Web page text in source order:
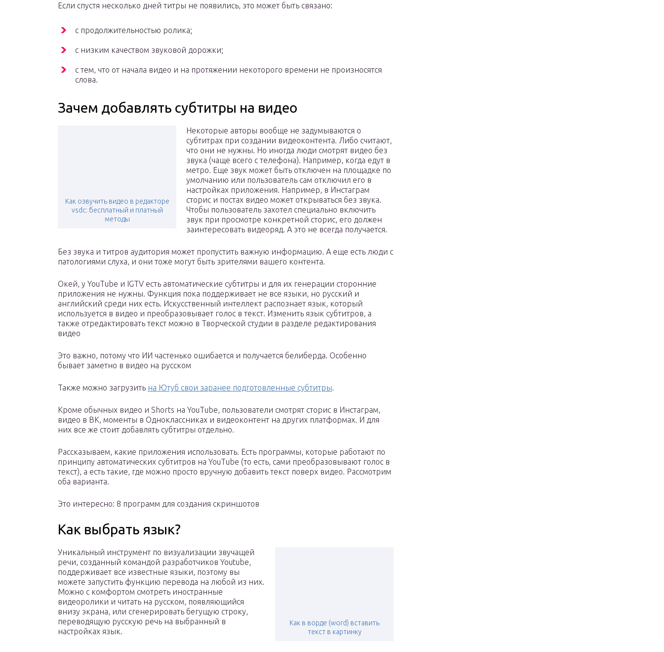
Если спустя несколько дней титры не появились, это может быть связано:
с продолжительностью ролика;
с низким качеством звуковой дорожки;
с тем, что от начала видео и на протяжении некоторого времени не произносятся
слова.
Зачем добавлять субтитры на видео
Как озвучить видео в редакторе
vsdc: бесплатный и платный
методы
Некоторые авторы вообще не задумываются о
субтитрах при создании видеоконтента. Либо считают,
что они не нужны. Но иногда люди смотрят видео без
звука (чаще всего с телефона). Например, когда едут в
метро. Еще звук может быть отключен на площадке по
умолчанию или пользователь сам отключил его в
настройках приложения. Например, в Инстаграм
сторис и постах видео может открываться без звука.
Чтобы пользователь захотел специально включить
звук при просмотре конкретной сторис, его должен
заинтересовать видеоряд. А это не всегда получается.
Без звука и титров аудитория может пропустить важную информацию. А еще есть люди с
патологиями слуха, и они тоже могут быть зрителями вашего контента.
Окей, у YouTube и IGTV есть автоматические субтитры и для их генерации сторонние
приложения не нужны. Функция пока поддерживает не все языки, но русский и
английский среди них есть. Искусственный интеллект распознает язык, который
используется в видео и преобразовывает голос в текст. Изменить язык субтитров, а
также отредактировать текст можно в Творческой студии в разделе редактирования
видео
Это важно, потому что ИИ частенько ошибается и получается белиберда. Особенно
бывает заметно в видео на русском
Также можно загрузить на Ютуб свои заранее подготовленные субтитры.
Кроме обычных видео и Shorts на YouTube, пользователи смотрят сторис в Инстаграм,
видео в ВК, моменты в Одноклассниках и видеоконтент на других платформах. И для
них все же стоит добавлять субтитры отдельно.
Рассказываем, какие приложения использовать. Есть программы, которые работают по
принципу автоматических субтитров на YouTube (то есть, сами преобразовывают голос в
текст), а есть такие, где можно просто вручную добавить текст поверх видео. Рассмотрим
оба варианта.
Это интересно: 8 программ для создания скриншотов
Как выбрать язык?
Как в ворде (word) вставить
текст в картинку
Уникальный инструмент по визуализации звучащей
речи, созданный командой разработчиков Youtube,
поддерживает все известные языки, поэтому вы
можете запустить функцию перевода на любой из них.
Можно с комфортом смотреть иностранные
видеоролики и читать на русском, появляющийся
внизу экрана, или сгенерировать бегущую строку,
переводящую русскую речь на выбранный в
настройках язык.